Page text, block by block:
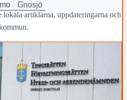
Gnosjö
lokala artiklarna, uppdateringarna och